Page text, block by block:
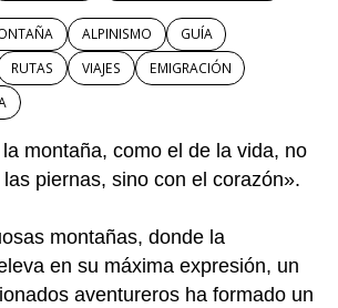
ALPINISMO
GUÍA
RUTAS VIAJES
EMIGRACIÓN
montaña, como el de la vida, no
piernas, sino con el corazón».
montañas, donde la
en su máxima expresión, un
aventureros ha formado un